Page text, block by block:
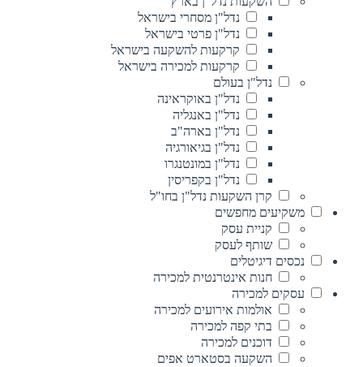
נדל"ן מסחרי בישראל
נדל"ן פרטי בישראל
קרקעות להשקעה בישראל
קרקעות למכירה בישראל
נדל"ן בעולם
נדל"ן באוקראינה
נדל"ן באנגליה
נדל"ן בארה"ב
נדל"ן בגיאורגיה
נדל"ן במונטנגרו
נדל"ן בקפריסין
קרן השקעות נדל"ן בחו"ל
משקיעים מחפשים
קניית עסק
שותף לעסק
נכסים דיגיטלים
חנות אינטרנטית למכירה
עסקים למכירה
אולמות אירועים למכירה
בתי קפה למכירה
דוכנים למכירה
השקעה בסטארט אפים